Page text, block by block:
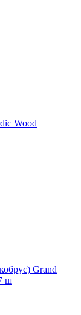
Wood
Grand
ш